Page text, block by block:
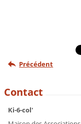
Précédent
Contact
Ki-6-col'